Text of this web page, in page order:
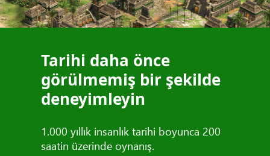
Tarihi daha önce
görülmemiş bir şekilde
deneyimleyin
1.000 yıllık insanlık tarihi boyunca 200
saatin üzerinde oynanış.